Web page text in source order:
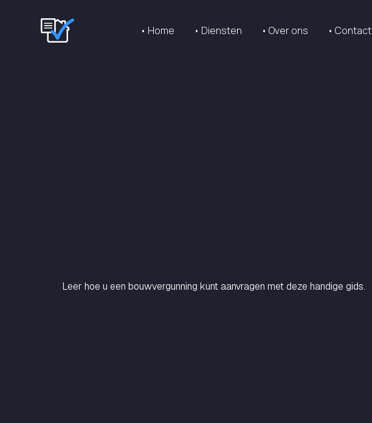
• Home • Diensten • Over ons • Contact
Leer hoe u een bouwvergunning kunt aanvragen met deze handige gids.